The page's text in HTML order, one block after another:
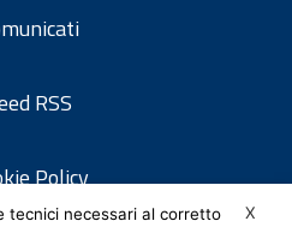
RSS
Policy
X
tecnici necessari al corretto